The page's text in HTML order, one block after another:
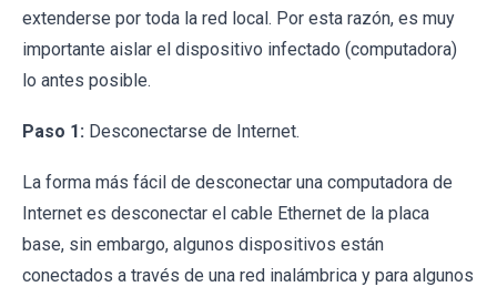
extenderse por toda la red local. Por esta razón, es muy
importante aislar el dispositivo infectado (computadora)
lo antes posible.
Paso 1: Desconectarse de Internet.
La forma más fácil de desconectar una computadora de
Internet es desconectar el cable Ethernet de la placa
base, sin embargo, algunos dispositivos están
conectados a través de una red inalámbrica y para algunos